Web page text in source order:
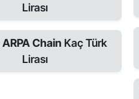
Lirası
ARPA Chain Kaç Türk
Lirası